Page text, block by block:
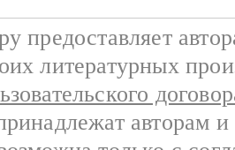
предоставляет
литературных
авторам